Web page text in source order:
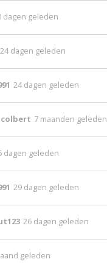
dagen geleden
24 dagen geleden
24 dagen geleden
7 maanden geleden
dagen geleden
29 dagen geleden
26 dagen geleden
geleden